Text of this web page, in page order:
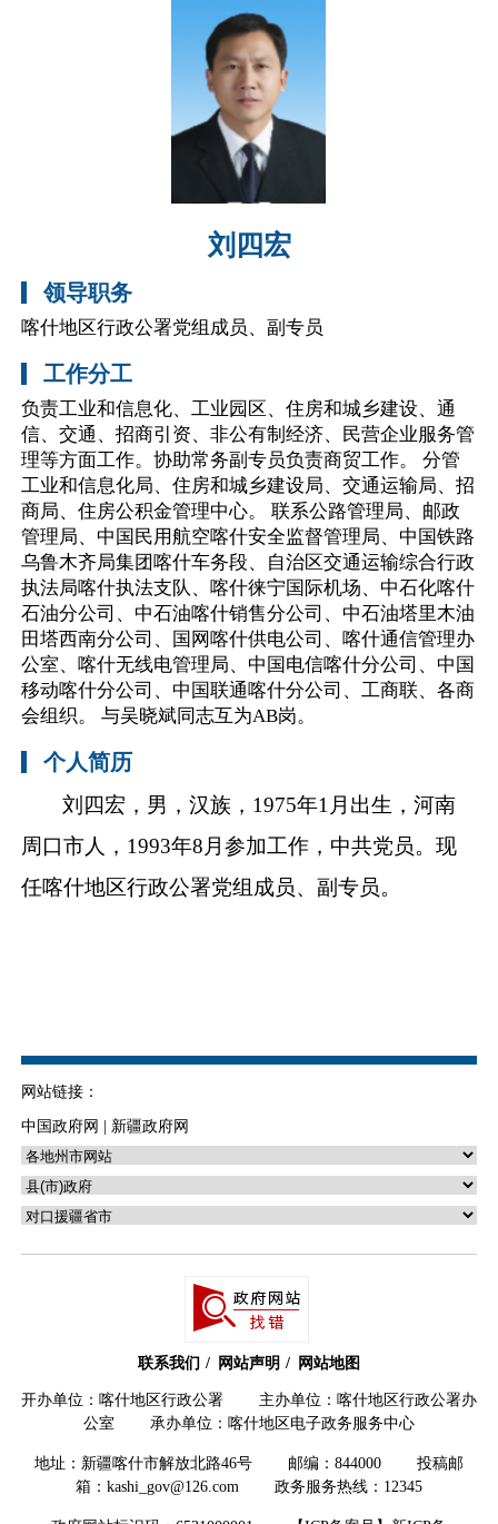
刘四宏
领导职务
喀什地区行政公署党组成员、副专员
工作分工
负责工业和信息化、工业园区、住房和城乡建设、通
信、交通、招商引资、非公有制经济、民营企业服务管
理等方面工作。协助常务副专员负责商贸工作。 分管
工业和信息化局、住房和城乡建设局、交通运输局、招
商局、住房公积金管理中心。 联系公路管理局、邮政
管理局、中国民用航空喀什安全监督管理局、中国铁路
乌鲁木齐局集团喀什车务段、自治区交通运输综合行政
执法局喀什执法支队、喀什徕宁国际机场、中石化喀什
石油分公司、中石油喀什销售分公司、中石油塔里木油
田塔西南分公司、国网喀什供电公司、喀什通信管理办
公室、喀什无线电管理局、中国电信喀什分公司、中国
移动喀什分公司、中国联通喀什分公司、工商联、各商
会组织。 与吴晓斌同志互为AB岗。
个人简历
刘四宏，男，汉族，1975年1月出生，河南
周口市人，1993年8月参加工作，中共党员。现
任喀什地区行政公署党组成员、副专员。
网站链接：
中国政府网 | 新疆政府网
联系我们 网站声明 网站地图
开办单位：喀什地区行政公署 主办单位：喀什地区行政公署办
公室 承办单位：喀什地区电子政务服务中心
地址：新疆喀什市解放北路46号 邮编：844000 投稿邮
箱：kashi_gov@126.com 政务服务热线：12345